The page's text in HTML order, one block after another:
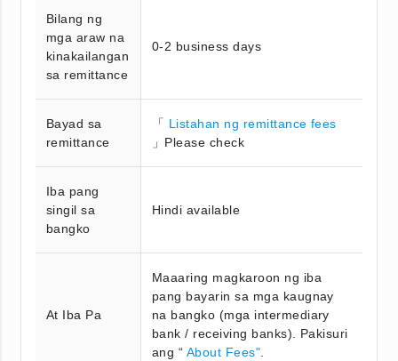
Bilang ng
mga araw na
kinakailangan
sa remittance
0-2 business days
Bayad sa
remittance
「 Listahan ng remittance fees
」Please check
Iba pang
singil sa
bangko
Hindi available
At Iba Pa
Maaaring magkaroon ng iba
pang bayarin sa mga kaugnay
na bangko (mga intermediary
bank / receiving banks). Pakisuri
ang “ About Fees"